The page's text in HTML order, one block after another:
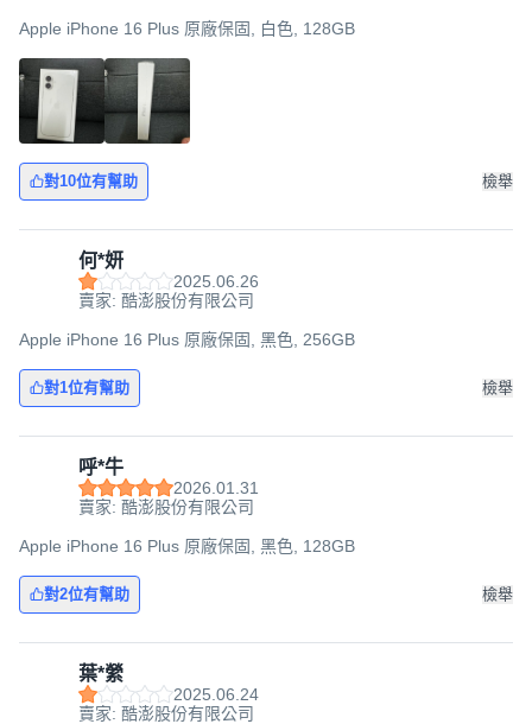
Apple iPhone 16 Plus 原廠保固, 白色, 128GB
對10位有幫助 檢舉
何*妍
2025.06.26
賣家: 酷澎股份有限公司
Apple iPhone 16 Plus 原廠保固, 黑色, 256GB
對1位有幫助 檢舉
呼*牛
2026.01.31
賣家: 酷澎股份有限公司
Apple iPhone 16 Plus 原廠保固, 黑色, 128GB
對2位有幫助 檢舉
葉*縈
2025.06.24
賣家: 酷澎股份有限公司